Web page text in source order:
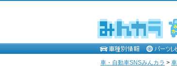
車・自動車SNSみんカラ >